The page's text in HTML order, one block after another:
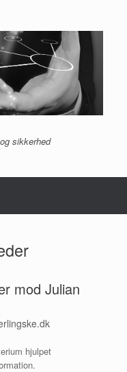
sikkerhed
mod Julian
hjulpet